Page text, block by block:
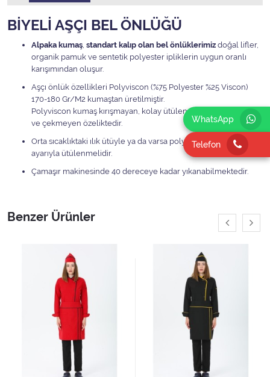
WhatsApp
Telefon
BİYELİ AŞÇI BEL ÖNLÜĞÜ
Alpaka kumaş, standart kalıp olan bel önlüklerimiz doğal lifler,
organik pamuk ve sentetik polyester ipliklerin uygun oranlı
karışımından oluşur.
Aşçı önlük özellikleri Polyviscon (%75 Polyester %25 Viscon)
170-180 Gr/M2 kumaştan üretilmiştir.
Polyviscon kumaş kırışmayan, kolay ütülenen, leke tutmayan
ve çekmeyen özeliktedir.
Orta sıcaklıktaki ılık ütüyle ya da varsa polyester ve viskon
ayarıyla ütülenmelidir.
Çamaşır makinesinde 40 dereceye kadar yıkanabilmektedir.
Benzer Ürünler